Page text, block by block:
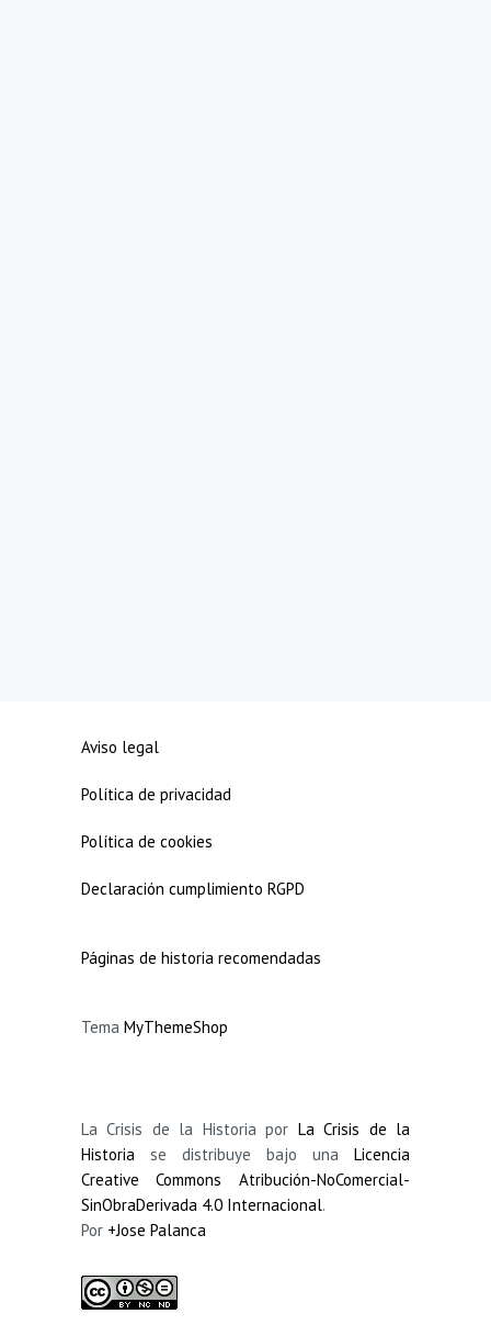
Aviso legal
Política de privacidad
Política de cookies
Declaración cumplimiento RGPD
Páginas de historia recomendadas
Tema MyThemeShop
La Crisis de la Historia por La Crisis de la
Historiase distribuye bajo una Licencia
Creative Commons Atribución-NoComercial-
SinObraDerivada 4.0 Internacional.
Por +Jose Palanca